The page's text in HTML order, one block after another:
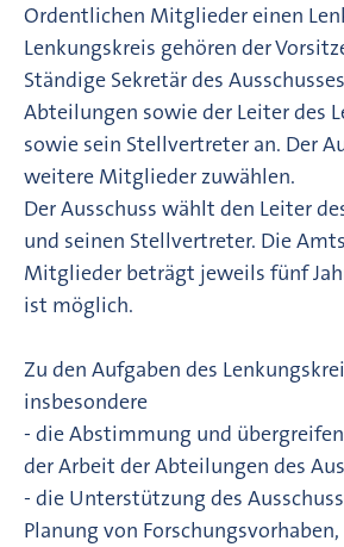
Ordentlichen Mitglieder einen
Lenkungskreis gehören der
Ständige Sekretär des
Abteilungen sowie der Leiter des
sowie sein Stellvertreter an. Der
weitere Mitglieder zuwählen.
Der Ausschuss wählt den Leiter
und seinen Stellvertreter. Die
Mitglieder beträgt jeweils fünf
ist möglich.
Zu den Aufgaben des
insbesondere
- die Abstimmung und
der Arbeit der Abteilungen des
- die Unterstützung des
Planung von Forschungsvorhaben,